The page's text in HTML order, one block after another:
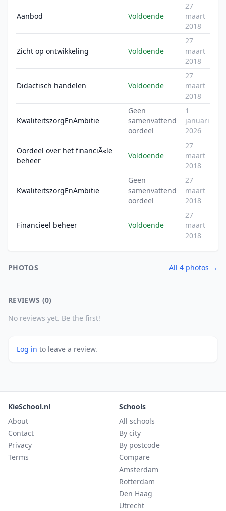
Aanbod Voldoende
27
maart
2018
Zicht op ontwikkeling Voldoende
27
maart
2018
Didactisch handelen Voldoende
27
maart
2018
KwaliteitszorgEnAmbitie
Geen
samenvattend
oordeel
1
januari
2026
Oordeel over het financiÃ«le
beheer
Voldoende
27
maart
2018
KwaliteitszorgEnAmbitie
Geen
samenvattend
oordeel
27
maart
2018
Financieel beheer Voldoende
27
maart
2018
PHOTOS All 4 photos →
REVIEWS (0)
No reviews yet. Be the first!
Log in to leave a review.
KieSchool.nl
About
Contact
Privacy
Terms
Schools
All schools
By city
By postcode
Compare
Amsterdam
Rotterdam
Den Haag
Utrecht